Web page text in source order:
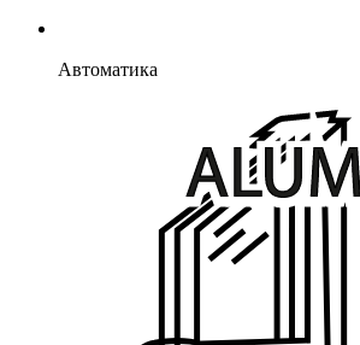
Автоматика